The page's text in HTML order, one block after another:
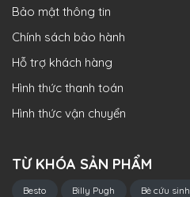
Bảo mật thông tin
Chính sách bảo hành
Hỗ trợ khách hàng
Hình thức thanh toán
Hình thức vận chuyển
TỪ KHÓA SẢN PHẨM
Besto Billy Pugh Bè cứu sinh